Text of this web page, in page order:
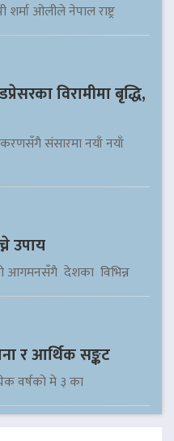
शर्मा ओलीले नेपाल राष्ट्र
विरामीमा बृद्धि,
संसारमा नयाँ नयाँ
उपाय
आगमनसँगै देशका विभिन्न
र आर्थिक सङ्कट
वर्षको मे ३ का